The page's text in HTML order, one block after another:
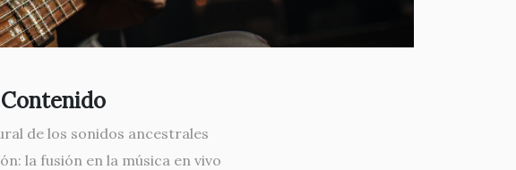
Contenido
de los sonidos ancestrales
la fusión en la música en vivo